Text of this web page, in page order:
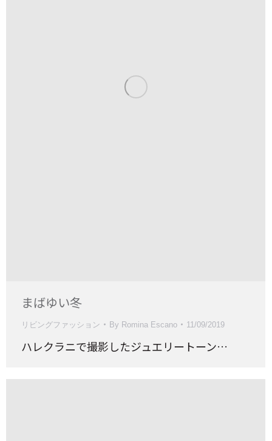
まばゆい冬
リビングファッション By Romina Escano 11/09/2019
ハレクラニで撮影したジュエリートーン…